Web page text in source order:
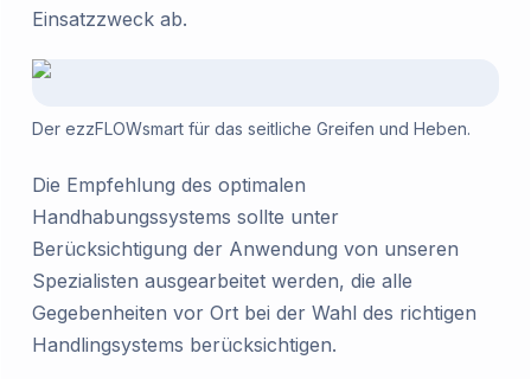
Einsatzzweck ab.
Der ezzFLOWsmart für das seitliche Greifen und Heben.
Die Empfehlung des optimalen
Handhabungssystems sollte unter
Berücksichtigung der Anwendung von unseren
Spezialisten ausgearbeitet werden, die alle
Gegebenheiten vor Ort bei der Wahl des richtigen
Handlingsystems berücksichtigen.